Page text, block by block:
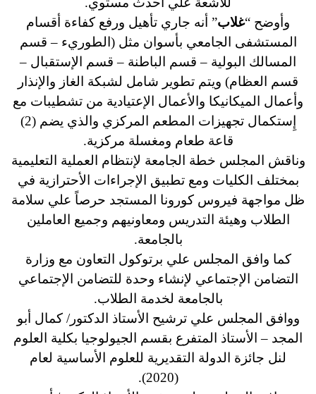
وأوضح “غلاب” أنه جاري تأهيل ورفع كفاءة أقسام
المستشفى الجامعي بأسوان مثل (الطوريء – قسم
المسالك البولية – قسم الباطنة – قسم الإستقبال –
قسم العظام) ويتم تطوير شامل لشبكة الغاز والإنذار
وأعمال الميكانيكا والأعمال الإعتيادية من تشطيبات مع
إِستكمال تجهيزات المطعم المركزي والذي يضم (2)
قاعة طعام ومغسلة مركزية.
وناقش المجلس خطة الجامعة لإنتظام العملية التعليمية
بمختلف الكليات ومع تطبيق الإجراءات الأحترازية في
ظل مواجهة فيروس كورونا المستجد حرصاً علي سلامة
الطلاب وهيئة التدريس ومعاونيهم وجميع العاملين
بالجامعة.
كما وافق المجلس علي برتوكول التعاون مع وزارة
التضامن الإجتماعي لإنشاء وحدة للتضامن الإجتماعي
بالجامعة لخدمة الطلاب.
ووافق المجلس علي ترشيح الأستاذ الدكتور/ كمال أبو
المجد – الأستاذ المتفرع بقسم الجيولوجيا بكلية العلوم
لنل جائزة الدولة التقديرية للعلوم الأساسية لعام
(2020).